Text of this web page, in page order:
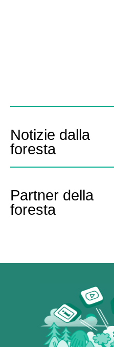
Notizie dalla
foresta
Partner della
foresta